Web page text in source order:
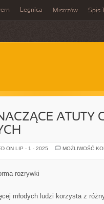
Legnica Mistrzów Spis
ATUTY
ON LIP - 1 - 2025
MOŻLIWOŚĆ
rozrywki
młodych ludzi korzysta z